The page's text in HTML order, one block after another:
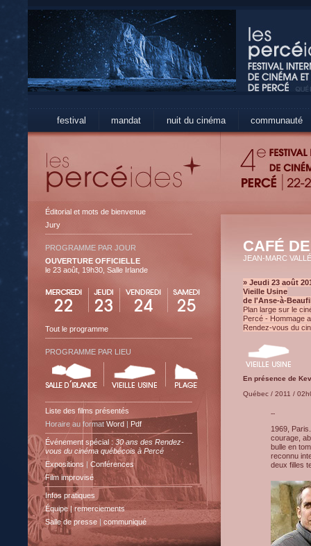
festival mandat nuit du cinéma communauté
Éditorial et mots de bienvenue
Jury
PROGRAMME PAR JOUR
OUVERTURE OFFICIELLE
le 23 août, 19h30, Salle Irlande
Tout le programme
PROGRAMME PAR LIEU
Liste des films présentés
Horaire au formatWord|Pdf
Événement spécial : 30 ans des Rendez-
vous du cinéma québécois à Percé
Expositions|Conférences
Film improvisé
Infos pratiques
Équipe | remerciements
Salle de presse|communiqué
CAFÉ
JEAN-MARC
» Jeudi 23 août
Vieille Usine
de l'Anse-à-
Plan large sur le
Percé - Hommage
Rendez-vous du
En présence de
Québec / 2011 /
--
1969,
courage,
bulle en
reconnu
deux filles